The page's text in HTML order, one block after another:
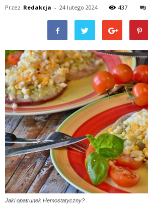
Przez Redakcja - 24 lutego 2024 437
Jaki opatrunek Hemostatyczny?